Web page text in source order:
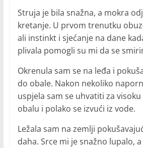
Struja je bila snažna, a mokra
kretanje. U prvom trenutku
ali instinkt i sjećanje na dane
plivala pomogli su mi da se
Okrenula sam se na leđa i
do obale. Nakon nekoliko
uspjela sam se uhvatiti za
obalu i polako se izvući iz vode.
Ležala sam na zemlji
daha. Srce mi je snažno lupalo,